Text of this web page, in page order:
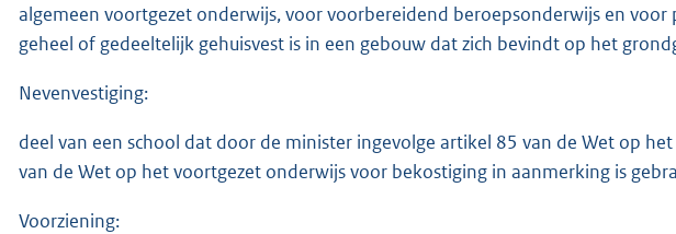
algemeen voortgezet onderwijs, voor voorbereidend beroepsonderwijs en
geheel of gedeeltelijk gehuisvest is in een gebouw dat zich bevindt op het
Nevenvestiging:
deel van een school dat door de minister ingevolge artikel 85 van de Wet op
van de Wet op het voortgezet onderwijs voor bekostiging in aanmerking is
Voorziening: